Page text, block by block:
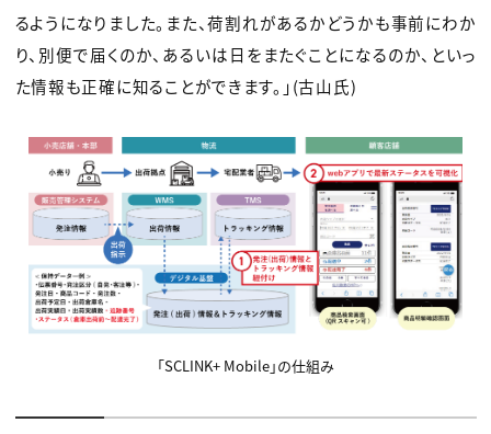
るようになりました。また、荷割れがあるかどうかも事前にわか
り、別便で届くのか、あるいは日をまたぐことになるのか、といっ
た情報も正確に知ることができます。」(古山氏)
「SCLINK+ Mobile」の仕組み